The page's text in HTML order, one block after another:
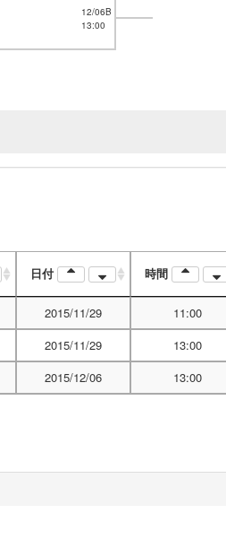
12/06B
13:00
日付 時間
2015/11/29 11:00
2015/11/29 13:00
2015/12/06 13:00